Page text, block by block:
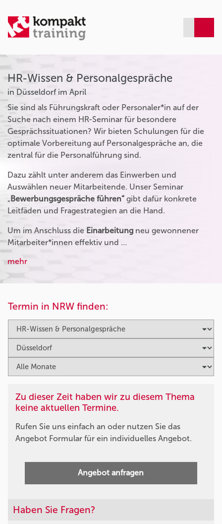
HR-Wissen & Personalgespräche
in Düsseldorf im April
Sie sind als Führungskraft oder Personaler*in auf der
Suche nach einem HR-Seminar für besondere
Gesprächssituationen? Wir bieten Schulungen für die
optimale Vorbereitung auf Personalgespräche an, die
zentral für die Personalführung sind.
Dazu zählt unter anderem das Einwerben und
Auswählen neuer Mitarbeitende. Unser Seminar
„Bewerbungsgespräche führen“ gibt dafür konkrete
Leitfäden und Fragestrategien an die Hand.
Um im Anschluss die Einarbeitung neu gewonnener
Mitarbeiter*innen effektiv und …
mehr
Termin in NRW finden:
Zu dieser Zeit haben wir zu diesem Thema
keine aktuellen Termine.
Rufen Sie uns einfach an oder nutzen Sie das
Angebot Formular für ein individuelles Angebot.
Angebot anfragen
Haben Sie Fragen?